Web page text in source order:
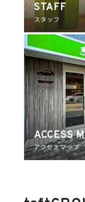
STAFF
スタッフ
ACCESS
アクセスマップ